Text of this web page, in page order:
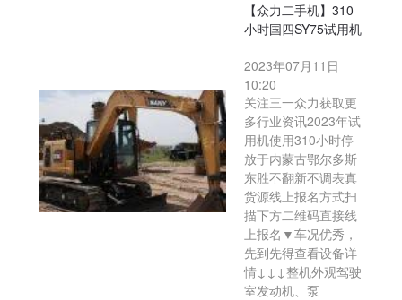
【众力二手机】310
小时国四SY75试用机
2023年07月11日
10:20
关注三一众力获取更
多行业资讯2023年试
用机使用310小时停
放于内蒙古鄂尔多斯
东胜不翻新不调表真
货源线上报名方式扫
描下方二维码直接线
上报名▼车况优秀，
先到先得查看设备详
情↓↓↓整机外观驾驶
室发动机、泵